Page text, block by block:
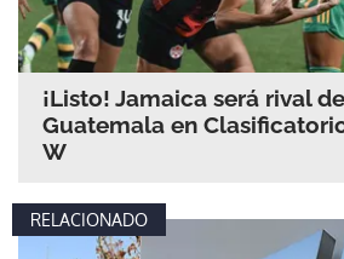
¡Listo! Jamaica será rival
Guatemala en
W
RELACIONADO